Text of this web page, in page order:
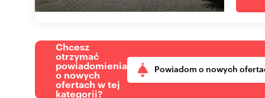
Chcesz
otrzymać
powiadomienia
o nowych
ofertach w tej
kategorii?
Powiadom o nowych